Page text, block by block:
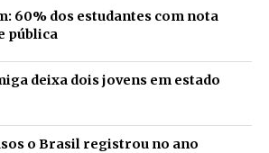
60% dos estudantes com nota
pública
deixa dois jovens em estado
o Brasil registrou no ano